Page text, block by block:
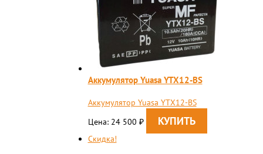
Аккумулятор Yuasa YTX12-BS
Аккумулятор Yuasa YTX12-BS
Цена: 24 500 ₽
Скидка!